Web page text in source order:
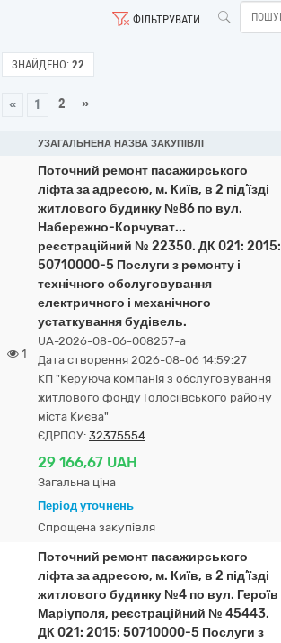
ФІЛЬТРУВАТИ
ЗНАЙДЕНО: 22
« 1 2 »
УЗАГАЛЬНЕНА НАЗВА ЗАКУПІВЛІ
1
Поточний ремонт пасажирського
ліфта за адресою, м. Київ, в 2 під’їзді
житлового будинку №86 по вул.
Набережно-Корчуват...
реєстраційний № 22350. ДК 021: 2015:
50710000-5 Послуги з ремонту і
технічного обслуговування
електричного і механічного
устаткування будівель.
UA-2026-08-06-008257-a
Дата створення 2026-08-06 14:59:27
КП "Керуюча компанія з обслуговування
житлового фонду Голосіївського району
міста Києва"
ЄДРПОУ: 32375554
29 166,67 UAH
Загальна ціна
Період уточнень
Спрощена закупівля
Поточний ремонт пасажирського
ліфта за адресою, м. Київ, в 2 під’їзді
житлового будинку №4 по вул. Героїв
Маріуполя, реєстраційний № 45443.
ДК 021: 2015: 50710000-5 Послуги з